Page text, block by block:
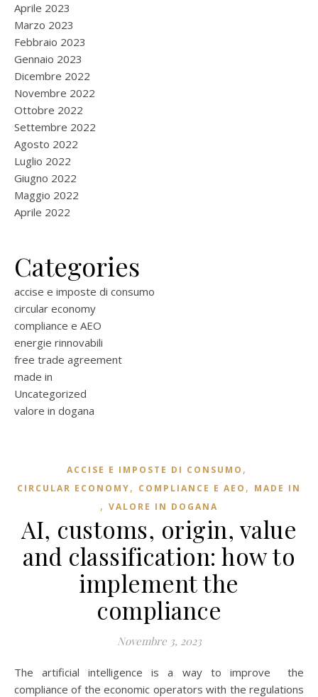
Aprile 2023
Marzo 2023
Febbraio 2023
Gennaio 2023
Dicembre 2022
Novembre 2022
Ottobre 2022
Settembre 2022
Agosto 2022
Luglio 2022
Giugno 2022
Maggio 2022
Aprile 2022
Categories
accise e imposte di consumo
circular economy
compliance e AEO
energie rinnovabili
free trade agreement
made in
Uncategorized
valore in dogana
ACCISE E IMPOSTE DI CONSUMO ,
CIRCULAR ECONOMY, COMPLIANCE E AEO , MADE IN
, VALORE IN DOGANA
AI, customs, origin, value
and classification: how to
implement the
compliance
Novembre 3, 2023
The artificial intelligence is a way to improve the
compliance of the economic operators with the regulations